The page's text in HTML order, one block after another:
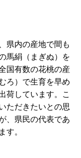
県内の産地で間も
馬絹（まぎぬ）を
国有数の花桃の産
ろ）で生育を早め
荷しています。こ
ただきたいとの思
、県民の代表であ
す。